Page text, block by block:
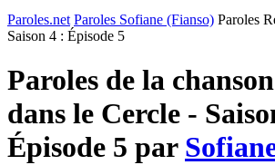
Paroles.net Paroles Sofiane (Fianso) Paroles
Saison 4 : Épisode 5
Paroles de la
dans le Cercle -
Épisode 5 par